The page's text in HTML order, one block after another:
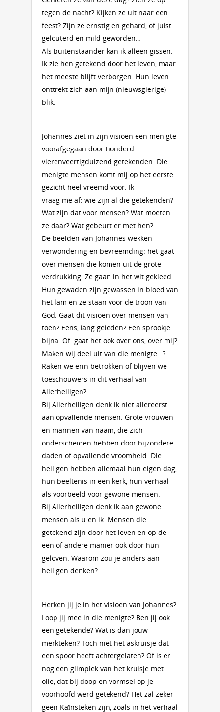
tegen de nacht? Kijken ze uit naar een
feest? Zijn ze ernstig en gehard, of juist
gelouterd en mild geworden…
Als buitenstaander kan ik alleen gissen.
Ik zie hen getekend door het leven, maar
het meeste blijft verborgen. Hun leven
onttrekt zich aan mijn (nieuwsgierige)
blik.
Johannes ziet in zijn visioen een menigte
voorafgegaan door honderd
vierenveertigduizend getekenden. Die
menigte mensen komt mij op het eerste
gezicht heel vreemd voor. Ik
vraag me af: wie zijn al die getekenden?
Wat zijn dat voor mensen? Wat moeten
ze daar? Wat gebeurt er met hen?
De beelden van Johannes wekken
verwondering en bevreemding: het gaat
over mensen die komen uit de grote
verdrukking. Ze gaan in het wit gekleed.
Hun gewaden zijn gewassen in bloed van
het lam en ze staan voor de troon van
God. Gaat dit visioen over mensen van
toen? Eens, lang geleden? Een sprookje
bijna. Of: gaat het ook over ons, over mij?
Maken wij deel uit van die menigte…?
Raken we erin betrokken of blijven we
toeschouwers in dit verhaal van
Allerheiligen?
Bij Allerheiligen denk ik niet allereerst
aan opvallende mensen. Grote vrouwen
en mannen van naam, die zich
onderscheiden hebben door bijzondere
daden of opvallende vroomheid. Die
heiligen hebben allemaal hun eigen dag,
hun beeltenis in een kerk, hun verhaal
als voorbeeld voor gewone mensen.
Bij Allerheiligen denk ik aan gewone
mensen als u en ik. Mensen die
getekend zijn door het leven en op de
een of andere manier ook door hun
geloven. Waarom zou je anders aan
heiligen denken?
Herken jij je in het visioen van Johannes?
Loop jij mee in die menigte? Ben jij ook
een getekende? Wat is dan jouw
merkteken? Toch niet het askruisje dat
een spoor heeft achtergelaten? Of is er
nog een glimplek van het kruisje met
olie, dat bij doop en vormsel op je
voorhoofd werd getekend? Het zal zeker
geen Kaïnsteken zijn, zoals in het verhaal